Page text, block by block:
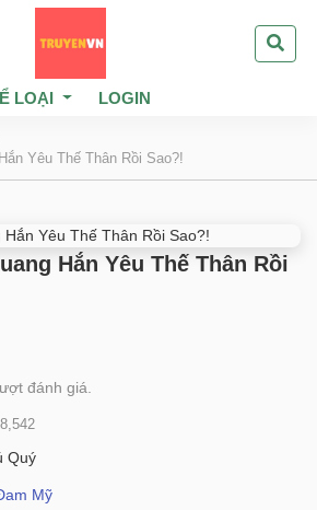
LOẠI LOGIN
Yêu Thế Thân Rồi Sao?!
Hắn Yêu Thế Thân Rồi
đánh giá.
Quý
Mỹ